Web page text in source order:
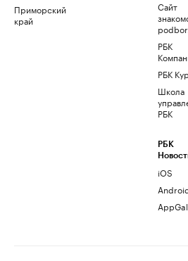
Приморский
край
Сайт
РБК
РБК
Школа
РБК
РБК
iOS